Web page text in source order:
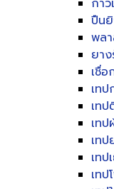
กา
ปืน
พล
ยา
เชื่อ
เท
เท
เทป
เทป
เท
เทป